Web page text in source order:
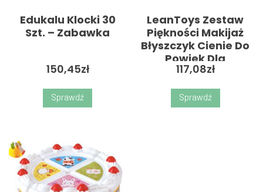
Edukalu Klocki 30
Szt. – Zabawka
150,45zł
Sprawdź
LeanToys Zestaw
Piękności Makijaż
Błyszczyk Cienie Do
Powiek Dla
Dziewczynek –
117,08zł
Sprawdź